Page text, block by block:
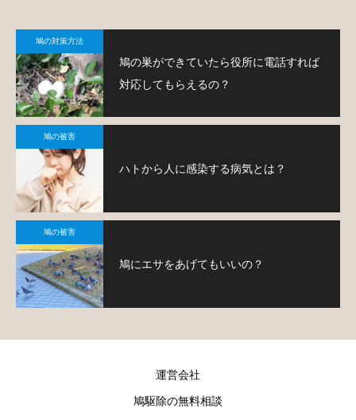
鳩の対策方法
鳩の巣ができていたら役所に電話すれば
対応してもらえるの？
鳩の被害
ハトから人に感染する病気とは？
鳩の被害
鳩にエサをあげてもいいの？
運営会社
鳩駆除の無料相談